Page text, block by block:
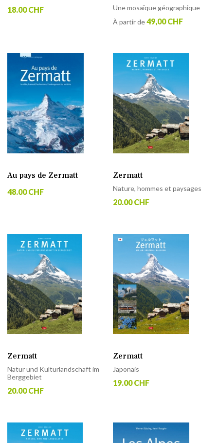
18.00 CHF
Une mosaïque géographique
À partir de49,00 CHF
Au pays de Zermatt
48.00 CHF
Zermatt
Nature, hommes et paysages
20.00 CHF
Zermatt
Natur und Kulturlandschaft im
Berggebiet
20.00 CHF
Zermatt
Japonais
19.00 CHF